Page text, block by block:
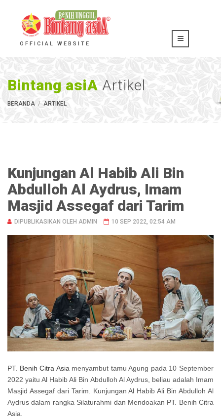
OFFICIAL WEBSITE
Bintang asiA Artikel
BERANDA ARTIKEL
Kunjungan Al Habib Ali Bin
Abdulloh Al Aydrus, Imam
Masjid Assegaf dari Tarim
DIPUBLIKASIKAN OLEH ADMIN 10 SEP 2022, 02:54 AM
PT. Benih Citra Asia menyambut tamu Agung pada 10 September
2022 yaitu Al Habib Ali Bin Abdulloh Al Aydrus, beliau adalah Imam
Masjid Assegaf dari Tarim. Kunjungan Al Habib Ali Bin Abdulloh Al
Aydrus dalam rangka Silaturahmi dan Mendoakan PT. Benih Citra
Asia.